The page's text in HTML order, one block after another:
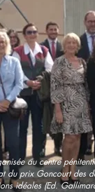
au centre
du prix Goncourt des
idéales (Ed.